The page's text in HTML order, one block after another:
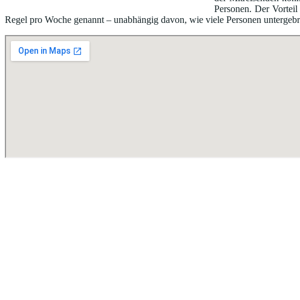
Personen. Der
Regel pro Woche genannt – unabhängig davon, wie viele Personen